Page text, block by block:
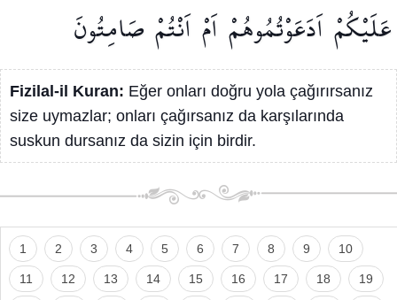
عَلَيْكُمْاَدَعَوْتُمُوهُمْاَمْاَنْتُمْصَامِتُونَ
Fizilal-il Kuran: Eğer onları doğru yola çağırırsanız
size uymazlar; onları çağırsanız da karşılarında
suskun dursanız da sizin için birdir.
1 2 3 4 5 6 7 8 9 10
11 12 13 14 15 16 17 18 19